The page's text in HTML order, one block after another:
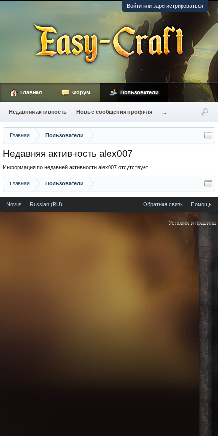
Войти или зарегистрироваться
Главная Пользователи
Недавняя активность alex007
Информация по недавней активности alex007 отсутствует.
Главная Пользователи
Главная Форум Пользователи
Недавняя активность Новые сообщения профиля ...
Novus Russian (RU) Обратная связь Помощь
Условия и правила